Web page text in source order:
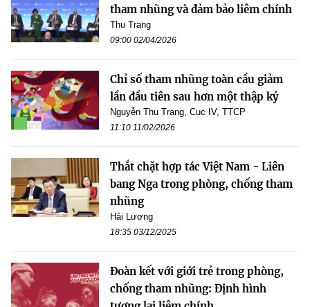
tham nhũng và đảm bảo liêm chính
Thu Trang
09:00 02/04/2026
Chỉ số tham nhũng toàn cầu giảm
lần đầu tiên sau hơn một thập kỷ
Nguyễn Thu Trang, Cục IV, TTCP
11:10 11/02/2026
Thắt chặt hợp tác Việt Nam - Liên
bang Nga trong phòng, chống tham
nhũng
Hải Lương
18:35 03/12/2025
Đoàn kết với giới trẻ trong phòng,
chống tham nhũng: Định hình